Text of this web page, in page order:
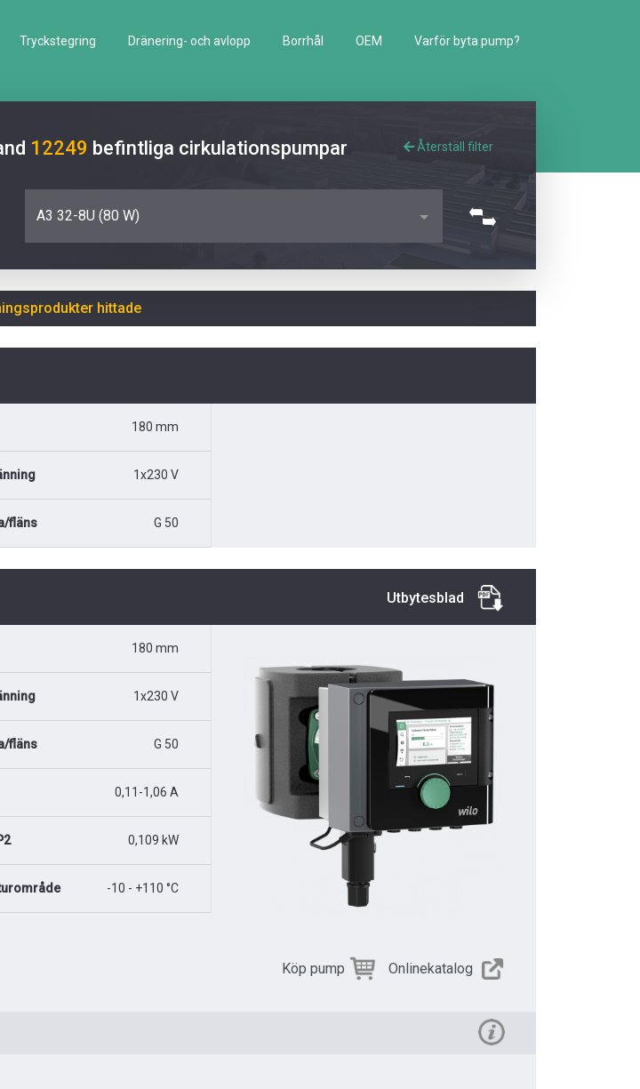
Tryckstegring Dränering- och avlopp Borrhål OEM Varför byta pump?
12249 befintliga cirkulationspumpar Återställ filter
A3 32-8U (80 W)
hittade
180 mm
1x230 V
fläns G 50
Utbytesblad
180 mm
1x230 V
fläns G 50
0,11-1,06 A
0,109 kW
-10 - +110 °C
Köp pump Onlinekatalog